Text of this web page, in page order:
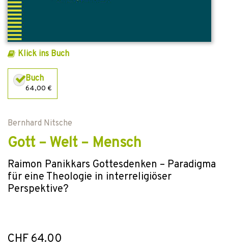
Klick ins Buch
Buch
64,00 €
Bernhard Nitsche
Gott – Welt – Mensch
Raimon Panikkars Gottesdenken – Paradigma
für eine Theologie in interreligiöser
Perspektive?
CHF 64.00